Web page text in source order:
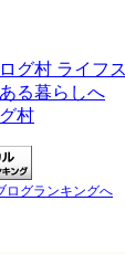
村
ログランキングへ